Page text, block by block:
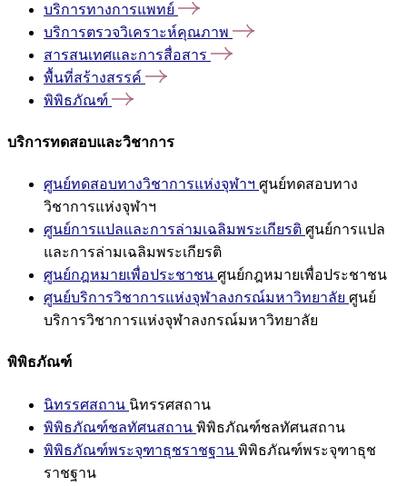
บริการทางการแพทย์
บริการตรวจวิเคราะห์คุณภาพ
สารสนเทศและการสื่อสาร
พื้นที่สร้างสรรค์
พิพิธภัณฑ์
บริการทดสอบและวิชาการ
ศูนย์ทดสอบทางวิชาการแห่งจุฬาฯ ศูนย์ทดสอบทาง
วิชาการแห่งจุฬาฯ
ศูนย์การแปลและการล่ามเฉลิมพระเกียรติ ศูนย์การแปล
และการล่ามเฉลิมพระเกียรติ
ศูนย์กฎหมายเพื่อประชาชน ศูนย์กฎหมายเพื่อประชาชน
ศูนย์บริการวิชาการแห่งจุฬาลงกรณ์มหาวิทยาลัย ศูนย์
บริการวิชาการแห่งจุฬาลงกรณ์มหาวิทยาลัย
พิพิธภัณฑ์
นิทรรศสถาน นิทรรศสถาน
พิพิธภัณฑ์ชลทัศนสถาน พิพิธภัณฑ์ชลทัศนสถาน
พิพิธภัณฑ์พระจุฑาธุชราชฐาน พิพิธภัณฑ์พระจุฑาธุช
ราชฐาน